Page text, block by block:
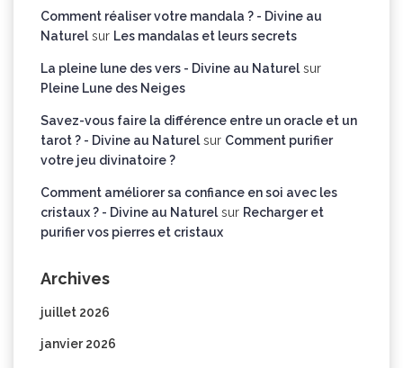
Comment réaliser votre mandala ? - Divine au
Naturelsur Les mandalas et leurs secrets
La pleine lune des vers - Divine au Naturelsur
Pleine Lune des Neiges
Savez-vous faire la différence entre un oracle et un
tarot ? - Divine au Naturelsur Comment purifier
votre jeu divinatoire ?
Comment améliorer sa confiance en soi avec les
cristaux ? - Divine au Naturelsur Recharger et
purifier vos pierres et cristaux
Archives
juillet 2026
janvier 2026